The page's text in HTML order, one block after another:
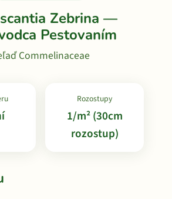
Zebrina —
Pestovaním
Commelinaceae
Rozostupy
1/m² (30cm
rozostup)